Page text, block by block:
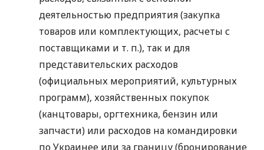
деятельностью предприятия (закупка
товаров или комплектующих, расчеты с
поставщиками и т. п.), так и для
представительских расходов
(официальных мероприятий, культурных
программ), хозяйственных покупок
(канцтовары, оргтехника, бензин или
запчасти) или расходов на командировки
по Украинее или за границу (бронирование